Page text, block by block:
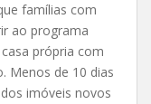
famílias com
ao programa
própria com
Menos de 10 dias
imóveis novos